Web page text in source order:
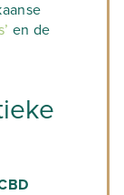
en de